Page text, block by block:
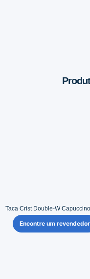
Taca Crist Double-W
Encontre um revendedor